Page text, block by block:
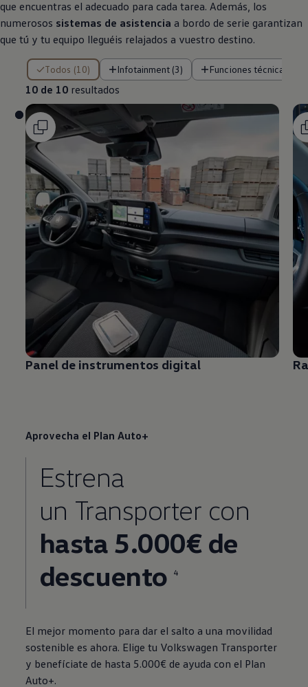
que encuentras el adecuado para cada tarea. Además, los
numerosos sistemas de asistencia a bordo de serie garantizan
que tú y tu equipo lleguéis relajados a vuestro destino.
Todos (10) Infotainment (3) Funciones técnicas (3)
10 de 10 resultados
10 de 10 resultados
Panel de instrumentos digital
Aprovecha el Plan Auto+
Estrena
un Transportercon
hasta 5.000€ de
descuento
4
El mejor momento para dar el salto a una movilidad
sostenible es ahora. Elige tu Volkswagen Transporter
y benefíciate de hasta 5.000€ de ayuda con el Plan
Auto+.